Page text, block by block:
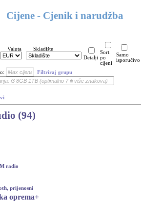
Cijene - Cjenik i narudžba
Valuta
Skladište
Detalji
Sort.
po
cijeni
Samo
isporučivo
Filtriraj grupu
(94)
radio
prijenosni
oprema+